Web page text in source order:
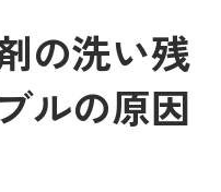
の洗い残
ルの原因